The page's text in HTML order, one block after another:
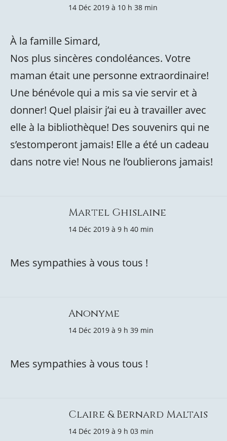
14 Déc 2019 à 10 h 38 min
À la famille Simard,
Nos plus sincères condoléances. Votre
maman était une personne extraordinaire!
Une bénévole qui a mis sa vie servir et à
donner! Quel plaisir j’ai eu à travailler avec
elle à la bibliothèque! Des souvenirs qui ne
s’estomperont jamais! Elle a été un cadeau
dans notre vie! Nous ne l’oublierons jamais!
Martel Ghislaine
14 Déc 2019 à 9 h 40 min
Mes sympathies à vous tous !
Anonyme
14 Déc 2019 à 9 h 39 min
Mes sympathies à vous tous !
Claire & Bernard Maltais
14 Déc 2019 à 9 h 03 min